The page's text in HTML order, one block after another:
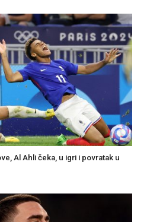
Al Ahli čeka, u igri i povratak u